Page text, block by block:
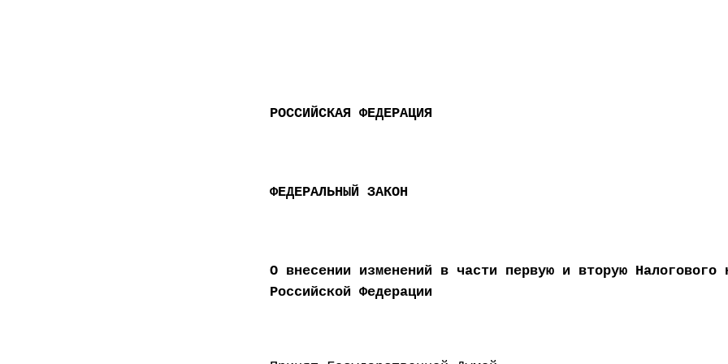
РОССИЙСКАЯ ФЕДЕРАЦИЯ
ФЕДЕРАЛЬНЫЙ ЗАКОН
О внесении изменений в части первую и вторую Налогового
Российской Федерации